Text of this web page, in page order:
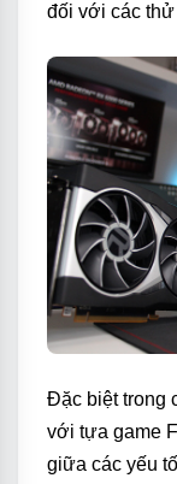
đối với các
Đặc biệt trong
với tựa game
giữa các yếu